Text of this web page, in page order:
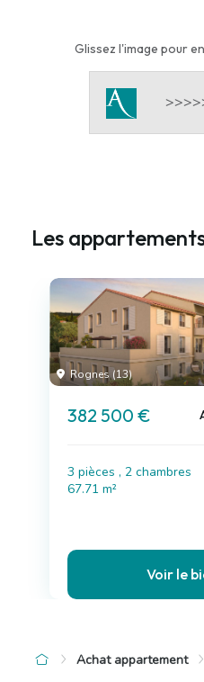
Glissez l'image pour
Les
Rognes (13)
382 500 €
3 pièces , 2 chambres
67.71 m²
Voir le
Achat appartement